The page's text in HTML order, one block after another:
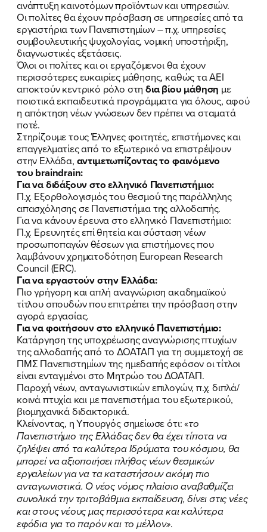
ΝΕΑ
ΕΛΑ ΚΙ ΕΣΥ
FB IN TW YT LN VB TIKTOK
ανάπτυξη καινοτόμων προϊόντων και υπηρεσιών.
Οι πολίτες θα έχουν πρόσβαση σε υπηρεσίες από τα
εργαστήρια των Πανεπιστημίων – π.χ. υπηρεσίες
συμβουλευτικής ψυχολογίας, νομική υποστήριξη,
διαγνωστικές εξετάσεις.
Όλοι οι πολίτες και οι εργαζόμενοι θα έχουν
περισσότερες ευκαιρίες μάθησης, καθώς τα ΑΕΙ
αποκτούν κεντρικό ρόλο στηδια βίου μάθηση με
ποιοτικά εκπαιδευτικά προγράμματα για όλους, αφού
η απόκτηση νέων γνώσεων δεν πρέπει να σταματά
ποτέ.
Στηρίζουμε τους Έλληνες φοιτητές, επιστήμονες και
επαγγελματίες από το εξωτερικό να επιστρέψουν
στην Ελλάδα, αντιμετωπίζοντας το φαινόμενο
του braindrain:
Για να διδάξουν στο ελληνικό Πανεπιστήμιο:
Π.χ. Εξορθολογισμός του θεσμού της παράλληλης
απασχόλησης σε Πανεπιστήμια της αλλοδαπής.
Για να κάνουν έρευνα στο ελληνικό Πανεπιστήμιο:
Π.χ. Ερευνητές επί θητεία και σύσταση νέων
προσωποπαγών θέσεων για επιστήμονες που
λαμβάνουν χρηματοδότηση European Research
Council (ERC).
Για να εργαστούν στην Ελλάδα:
Πιο γρήγορη και απλή αναγνώριση ακαδημαϊκού
τίτλου σπουδών που επιτρέπει την πρόσβαση στην
αγορά εργασίας.
Για να φοιτήσουν στο ελληνικό Πανεπιστήμιο:
Κατάργηση της υποχρέωσης αναγνώρισης πτυχίων
της αλλοδαπής από το ΔΟΑΤΑΠ για τη συμμετοχή σε
ΠΜΣ Πανεπιστημίων της ημεδαπής εφόσον οι τίτλοι
είναι ενταγμένοι στο Μητρώο του ΔΟΑΤΑΠ.
Παροχή νέων, ανταγωνιστικών επιλογών, π.χ. διπλά/
κοινά πτυχία και με πανεπιστήμια του εξωτερικού,
βιομηχανικά διδακτορικά.
Κλείνοντας, η Υπουργός σημείωσε ότι: «το
Πανεπιστήμιο της Ελλάδας δεν θα έχει τίποτα να
ζηλέψει από τα καλύτερα Ιδρύματα του κόσμου, θα
μπορεί να αξιοποιήσει πλήθος νέων θεσμικών
εργαλείων για να τα καταστήσουν ακόμη πιο
ανταγωνιστικά. Ο νέος νόμος πλαίσιο αναβαθμίζει
συνολικά την τριτοβάθμια εκπαίδευση, δίνει στις νέες
και στους νέους μας περισσότερα και καλύτερα
εφόδια για το παρόν και το μέλλον».